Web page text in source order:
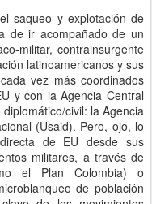
saqueo y explotación de
de ir acompañado de un
militar, contrainsurgente
latinoamericanos y sus
vez más coordinados
y con la Agencia Central
civil: la Agencia
(Usaid). Pero, ojo, lo
de EU desde sus
militares, a través de
el Plan Colombia) o
de población